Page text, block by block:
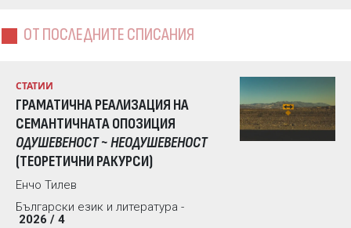
образованието“
ОТ ПОСЛЕДНИТЕ СПИСАНИЯ
СТАТИИ
ГРАМАТИЧНА РЕАЛИЗАЦИЯ НА
СЕМАНТИЧНАТА ОПОЗИЦИЯ
ОДУШЕВЕНОСТ ~ НЕОДУШЕВЕНОСТ
(ТЕОРЕТИЧНИ РАКУРСИ)
Енчо Тилев
Български език и литература -
2026 / 4